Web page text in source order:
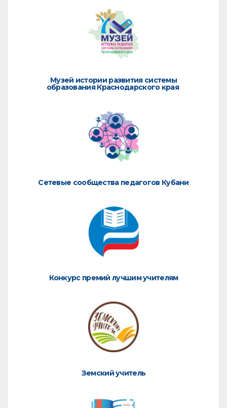
Музей истории развития системы
образования Краснодарского края
Сетевые сообщества педагогов Кубани
Конкурс премий лучшим учителям
Земский учитель